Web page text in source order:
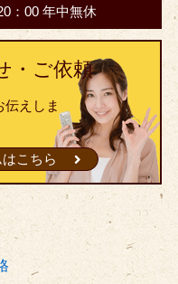
：00 年中無休
・ご依頼
えしま
こちら